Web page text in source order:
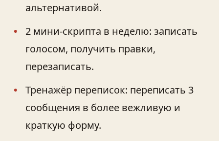
альтернативой.
2 мини-скрипта в неделю: записать
голосом, получить правки,
перезаписать.
Тренажёр переписок: переписать 3
сообщения в более вежливую и
краткую форму.